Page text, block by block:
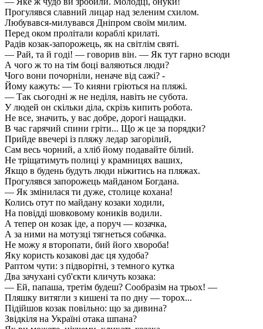
Прогулявся славний лицар над зеленим схилом.
Любувався-милувався Дніпром своїм милим.
Перед оком пролітали кораблі крилаті.
Радів козак-запорожець, як на світлім святі.
— Рай, та й годі! — говорив він. — Як тут гарно всюди
А чого ж то на тім боці валяються люди?
Чого вони почорніли, неначе від сажі? -
Йому кажуть: — То кияни гріються на пляжі.
— Так сьогодні ж не неділя, навіть не субота.
У людей он скільки діла, скрізь кипить робота.
Не все, значить, у вас добре, дорогі нащадки.
В час гарячий спини гріти... Що ж це за порядки?
Прийде ввечері із пляжу ледар загорілий,
Сам весь чорний, а хліб йому подавайте білий.
Не тріщатимуть полиці у крамницях ваших,
Якщо в будень будуть люди ніжитись на пляжах.
Прогулявся запорожець майданом Богдана.
— Як змінилася ти дуже, столице кохана!
Колись отут по майдану козаки ходили,
На повідді шовковому коників водили.
А тепер он козак іде, а поруч — козачка,
А за ними на мотузці тягнеться собачка.
Не можу я второпати, бий його хвороба!
Яку користь козакові дає ця худоба?
Раптом чути: з підворітні, з темного кутка
Два зачухані суб'єкти кличуть козака:
— Ей, папаша, третім будеш? Сообразім на трьох! —
Пляшку витягли з кишені та по дну — торох...
Підійшов козак повільно: що за дивина?
Звідкіля на Україні отака шпана?